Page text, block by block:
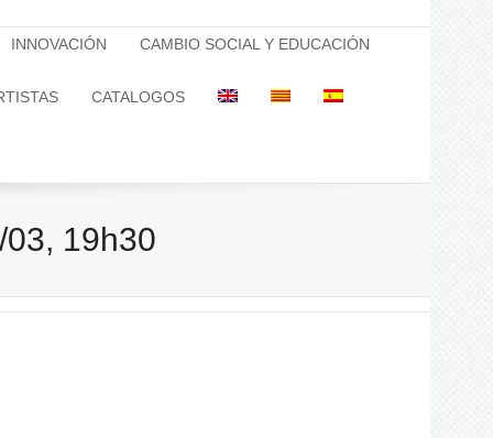
INNOVACIÓN CAMBIO SOCIAL Y EDUCACIÓN
CATALOGOS
19h30